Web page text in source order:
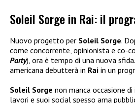
Soleil Sorge in Rai: il
Nuovo progetto per Soleil Sorge.
come concorrente, opinionista e co-
Party), ora è tempo di una nuova
americana debutterà in Rai in un
Soleil Sorge non manca occasione
lavori e suoi social spesso ama